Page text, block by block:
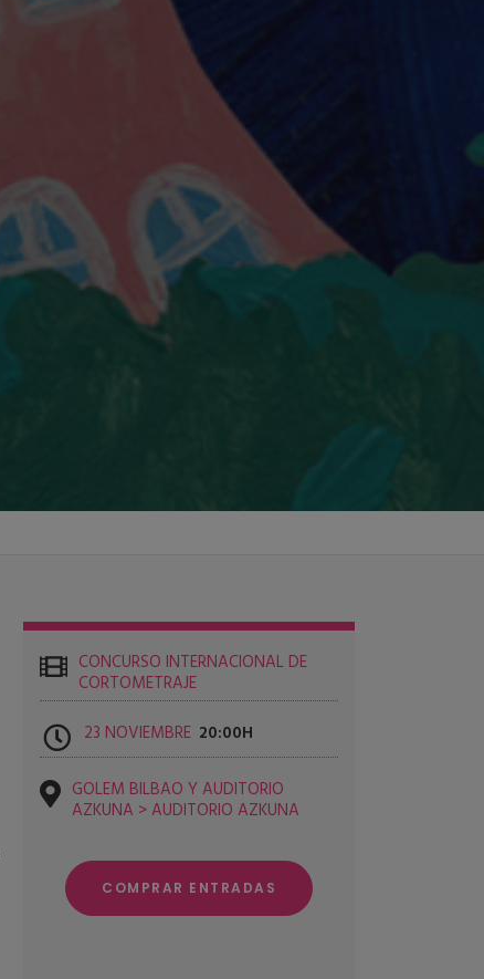
CONCURSO INTERNACIONAL DE
CORTOMETRAJE
23 NOVIEMBRE 20:00
GOLEM BILBAO Y AUDITORIO
AZKUNA > AUDITORIO AZKUNA
COMPRAR ENTRADAS